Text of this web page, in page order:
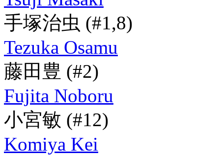
手塚治虫 (#1,8)
Tezuka Osamu
藤田豊 (#2)
Fujita Noboru
小宮敏 (#12)
Komiya Kei